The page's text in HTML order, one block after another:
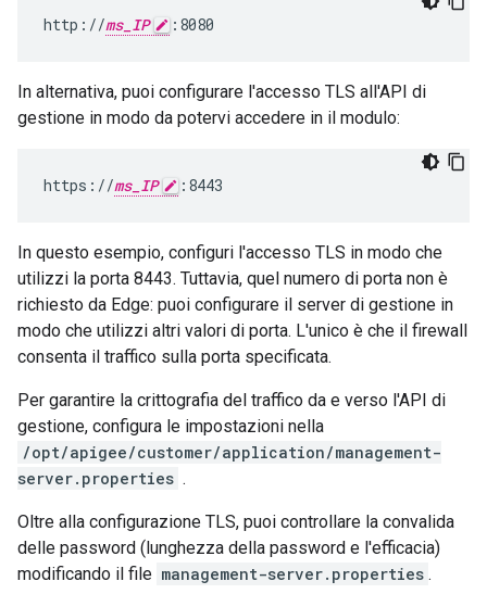
http://ms_IP :8080
In alternativa, puoi configurare l'accesso TLS all'API di
gestione in modo da potervi accedere in il modulo:
https://ms_IP :8443
In questo esempio, configuri l'accesso TLS in modo che
utilizzi la porta 8443. Tuttavia, quel numero di porta non è
richiesto da Edge: puoi configurare il server di gestione in
modo che utilizzi altri valori di porta. L'unico è che il firewall
consenta il traffico sulla porta specificata.
Per garantire la crittografia del traffico da e verso l'API di
gestione, configura le impostazioni nella
/opt/apigee/customer/application/management-
server.properties .
Oltre alla configurazione TLS, puoi controllare la convalida
delle password (lunghezza della password e l'efficacia)
modificando il file management-server.properties .